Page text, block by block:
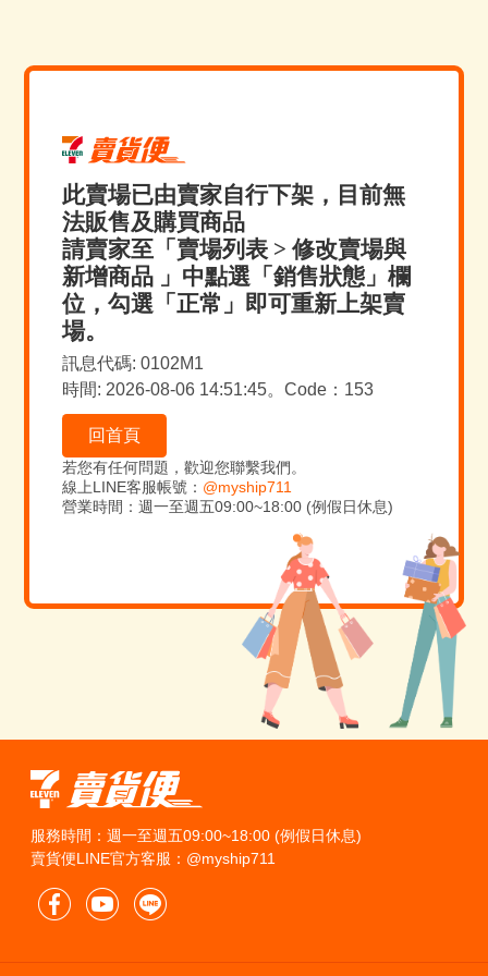
此賣場已由賣家自行下架，目前無
法販售及購買商品
請賣家至「賣場列表 > 修改賣場與
新增商品 」中點選「銷售狀態」欄
位，勾選「正常」即可重新上架賣
場。
訊息代碼: 0102M1
時間: 2026-08-06 14:51:45。Code：153
回首頁
若您有任何問題，歡迎您聯繫我們。
線上LINE客服帳號： @myship711
營業時間：週一至週五09:00~18:00 (例假日休息)
服務時間：週一至週五09:00~18:00 (例假日休息)
賣貨便LINE官方客服：@myship711